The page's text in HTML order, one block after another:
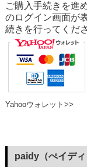
ご購入手続きを進
のログイン画面が
続きを行ってくだ
Yahooウォレット>>
paidy（ぺイディ